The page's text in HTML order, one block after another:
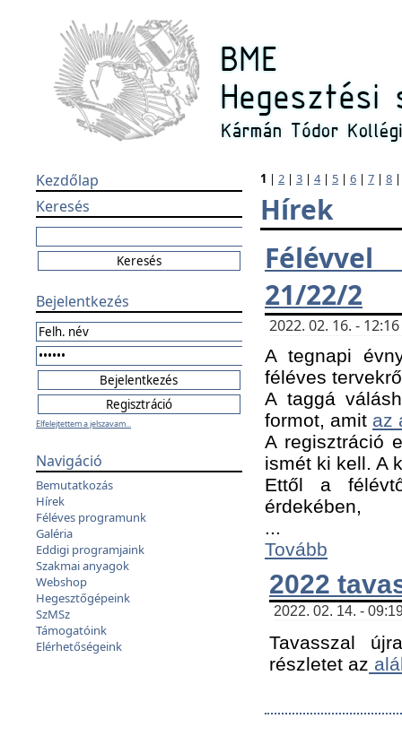
Kezdőlap
Keresés
Bejelentkezés
Elfelejtettem a jelszavam...
Navigáció
Bemutatkozás
Hírek
Féléves programunk
Galéria
Eddigi programjaink
Szakmai anyagok
Webshop
Hegesztőgépeink
SzMSz
Támogatóink
Elérhetőségeink
1 | 2 | 3 | 4| 5 | 6 | 7 | 8
Hírek
21/22/2
2022. 02. 16. -
A tegnapi
féléves
A taggá
formot, amit az
A regisztráció
ismét ki kell. A
Ettől a
érdekében,
...
Tovább
2022
2022. 02. 14. -
Tavasszal
részletet az